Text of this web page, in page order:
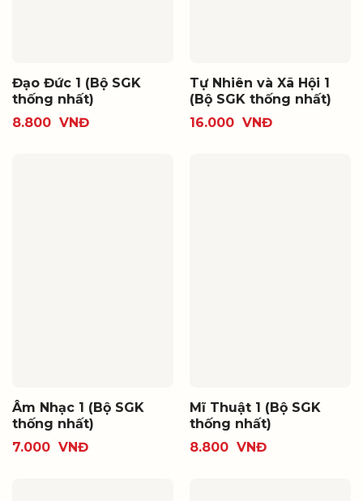
Đạo Đức 1 (Bộ SGK
thống nhất)
8.800 VNĐ
Tự Nhiên và Xã Hội 1
(Bộ SGK thống nhất)
16.000 VNĐ
Âm Nhạc 1 (Bộ SGK
thống nhất)
7.000 VNĐ
Mĩ Thuật 1 (Bộ SGK
thống nhất)
8.800 VNĐ